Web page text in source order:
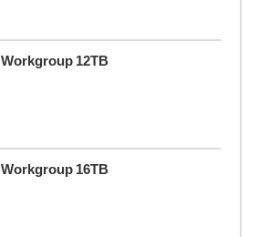
Workgroup 12TB
Workgroup 16TB